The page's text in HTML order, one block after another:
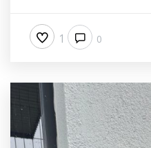
1 0